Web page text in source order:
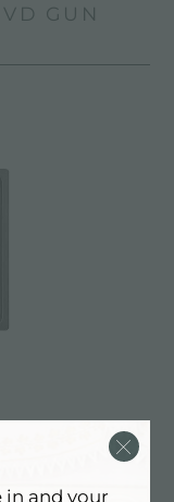
GUN
in and your